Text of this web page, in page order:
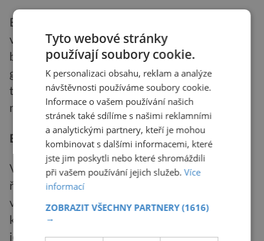
Eirini Skourtanioti, další z autorů studie,
vysvětluje, o jak unikátní objev se jedná: „Nyní
bylo zveřejněno více než tisíc starověkých
genomů z různých oblastí světa, ale zdá se, že
tak přísný systém sňatků mezi příbuzenstvem
neexistoval nikde jinde ve starověkém světě.“.
Bratranec si bral sestřenici
Vědci zjistili, že až polovina obyvatel žijících na
řeckých ostrovech se před 4 000 lety ženila či
vdávala za sestřenici či bratrance z prvního
kolene, v pevninském Řecku to přitom byla jen
jedna třetina.
Tyto webové stránky
používají soubory cookie.
K personalizaci obsahu, reklam a analýze
návštěvnosti používáme soubory cookie.
Informace o vašem používání našich
stránek také sdílíme s našimi reklamními
a analytickými partnery, kteří je mohou
kombinovat s dalšími informacemi, které
jste jim poskytli nebo které shromáždili
při vašem používání jejich služeb.Více
informací
ZOBRAZIT VŠECHNY PARTNERY(1616)
→